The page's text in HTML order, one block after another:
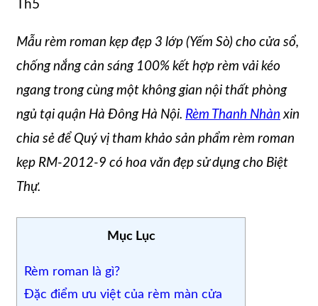
Th5
Mẫu rèm roman kẹp đẹp 3 lớp (Yếm Sò) cho cửa sổ,
chống nắng cản sáng 100% kết hợp rèm vải kéo
ngang trong cùng một không gian nội thất phòng
ngủ tại quận Hà Đông Hà Nội. Rèm Thanh Nhàn xin
chia sẻ để Quý vị tham khảo sản phẩm rèm roman
kẹp RM-2012-9 có hoa văn đẹp sử dụng cho Biệt
Thự.
Mục Lục
Rèm roman là gì?
Đặc điểm ưu việt của rèm màn cửa